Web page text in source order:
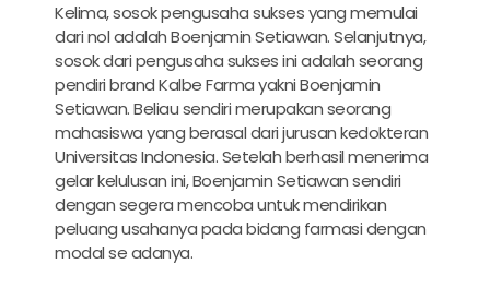
Kelima, sosok pengusaha sukses yang memulai
dari nol adalah Boenjamin Setiawan. Selanjutnya,
sosok dari pengusaha sukses ini adalah seorang
pendiri brand Kalbe Farma yakni Boenjamin
Setiawan. Beliau sendiri merupakan seorang
mahasiswa yang berasal dari jurusan kedokteran
Universitas Indonesia. Setelah berhasil menerima
gelar kelulusan ini, Boenjamin Setiawan sendiri
dengan segera mencoba untuk mendirikan
peluang usahanya pada bidang farmasi dengan
modal se adanya.